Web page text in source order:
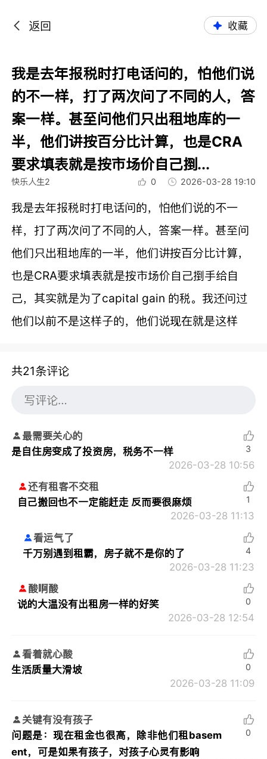
返回 收藏
我是去年报税时打电话问的，怕他们说
的不一样，打了两次问了不同的人，答
案一样。甚至问他们只出租地库的一
半，他们讲按百分比计算，也是CRA
要求填表就是按市场价自己捯...
快乐人生2 0 2026-03-28 19:10
我是去年报税时打电话问的，怕他们说的不一
样，打了两次问了不同的人，答案一样。甚至问
他们只出租地库的一半，他们讲按百分比计算，
也是CRA要求填表就是按市场价自己捯手给自
己，其实就是为了capital gain 的税。我还问过
他们以前不是这样子的，他们说现在就是这样
共21条评论
最需要关心的
是自住房变成了投资房，税务不一样
2026-03-28 10:56
3
还有租客不交租
自己搬回也不一定能赶走 反而要很麻烦
2026-03-28 11:13
1
看运气了
千万别遇到租霸，房子就不是你的了
2026-03-28 11:23
4
酸啊酸
说的大温没有出租房一样的好笑
2026-03-28 12:54
0
看着就心酸
生活质量大滑坡
2026-03-28 11:09
0
关键有没有孩子
问题是：现在租金也很高，除非他们租basem
ent，可是如果有孩子，对孩子心灵有影响
0